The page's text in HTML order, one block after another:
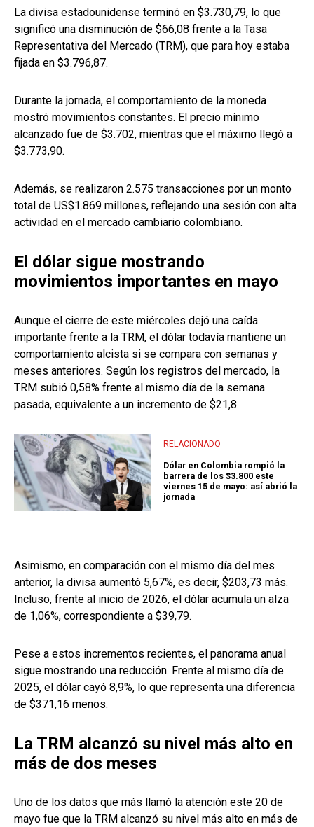
La divisa estadounidense terminó en $3.730,79, lo que
significó una disminución de $66,08 frente a la Tasa
Representativa del Mercado (TRM), que para hoy estaba
fijada en $3.796,87.
Durante la jornada, el comportamiento de la moneda
mostró movimientos constantes. El precio mínimo
alcanzado fue de $3.702, mientras que el máximo llegó a
$3.773,90.
Además, se realizaron 2.575 transacciones por un monto
total de US$1.869 millones, reflejando una sesión con alta
actividad en el mercado cambiario colombiano.
El dólar sigue mostrando
movimientos importantes en mayo
Aunque el cierre de este miércoles dejó una caída
importante frente a la TRM, el dólar todavía mantiene un
comportamiento alcista si se compara con semanas y
meses anteriores. Según los registros del mercado, la
TRM subió 0,58% frente al mismo día de la semana
pasada, equivalente a un incremento de $21,8.
RELACIONADO
Dólar en Colombia rompió la
barrera de los $3.800 este
viernes 15 de mayo: así abrió la
jornada
Asimismo, en comparación con el mismo día del mes
anterior, la divisa aumentó 5,67%, es decir, $203,73 más.
Incluso, frente al inicio de 2026, el dólar acumula un alza
de 1,06%, correspondiente a $39,79.
Pese a estos incrementos recientes, el panorama anual
sigue mostrando una reducción. Frente al mismo día de
2025, el dólar cayó 8,9%, lo que representa una diferencia
de $371,16 menos.
La TRM alcanzó su nivel más alto en
más de dos meses
Uno de los datos que más llamó la atención este 20 de
mayo fue que la TRM alcanzó su nivel más alto en más de